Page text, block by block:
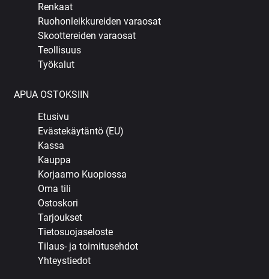
Renkaat
Ruohonleikkureiden varaosat
Skoottereiden varaosat
Teollisuus
Työkalut
APUA OSTOKSIIN
Etusivu
Evästekäytäntö (EU)
Kassa
Kauppa
Korjaamo Kuopiossa
Oma tili
Ostoskori
Tarjoukset
Tietosuojaseloste
Tilaus- ja toimitusehdot
Yhteystiedot